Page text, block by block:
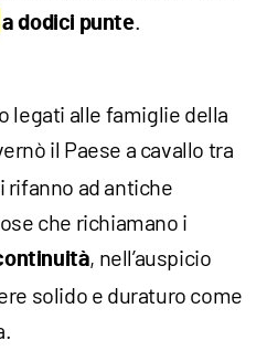
a dodici punte.
legati alle famiglie della
il Paese a cavallo tra
rifanno ad antiche
che richiamano i
, nell’auspicio
solido e duraturo come